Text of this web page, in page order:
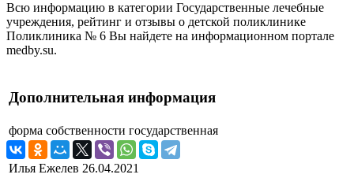
Всю информацию в категории Государственные лечебные
учреждения, рейтинг и отзывы о детской поликлинике
Поликлиника № 6 Вы найдете на информационном портале
medby.su.
Дополнительная информация
форма собственности государственная
Илья Ежелев 26.04.2021